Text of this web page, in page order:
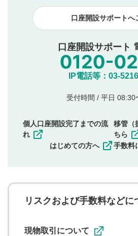
見合わせる場合がございます。
本動画コンテンツとは無関
他者への誹謗中傷や差別的
公序良俗に反する内容の投
氏名、住所、電話番号など
他のサイトへの誘導や営利
他者の権利（商標、著作権
その他当社が不適切と判断
一度投稿した評価およびコメント
に関する著作者人格権を行使しな
用者が投稿したコメントは、当社
ることがあります。
口座開設サポートへ
口座開設サポート
IP電話等：03-
受付時間 / 平日 08:30
個人口座開設完了までの流
れ
はじめての方へ
移管（
ちら
手数料
リスクおよび手数料などに
現物取引について